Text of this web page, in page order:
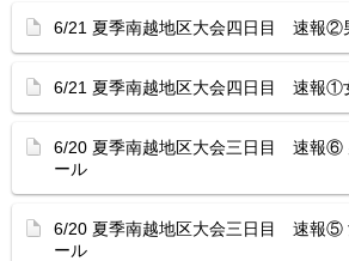
6/21 夏季南越地区大会四日目 速報②
6/21 夏季南越地区大会四日目 速報①
6/20 夏季南越地区大会三日目 速報⑥
ール
6/20 夏季南越地区大会三日目 速報⑤
ール